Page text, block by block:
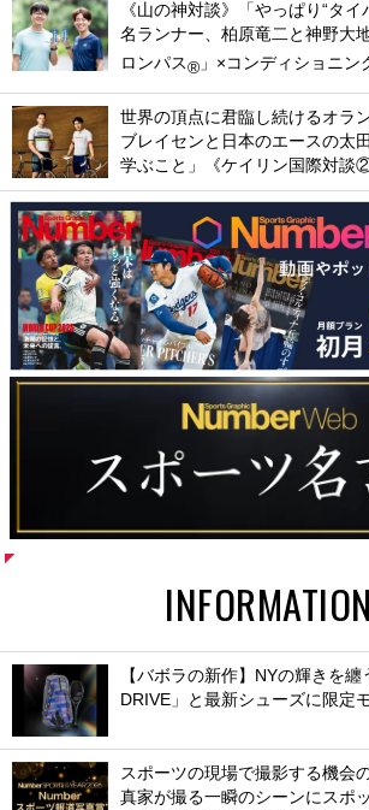
《山の神対談》「やっぱり“タ
名ランナー、柏原竜二と神野大
ロンパス® 」×コンディショニン
世界の頂点に君臨し続けるオラ
ブレイセンと日本のエースの太
学ぶこと」《ケイリン国際対談②
INFORMATION
【バボラの新作】NYの輝きを纏
DRIVE」と最新シューズに限定
スポーツの現場で撮影する機会
真家が撮る一瞬のシーンにスポ